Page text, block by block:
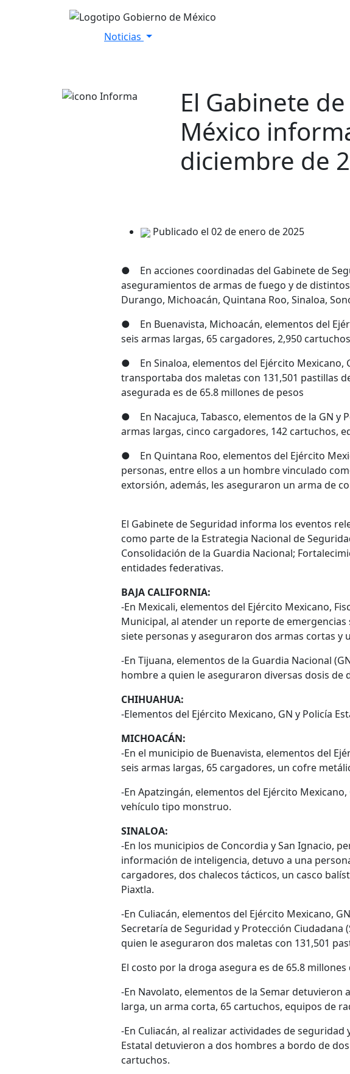
Noticias
El Gabinete
México
diciembre de
Publicado el 02 de enero de 2025
● En acciones coordinadas del Gabinete de
aseguramientos de armas de fuego y de
Durango, Michoacán, Quintana Roo, Sinaloa,
● En Buenavista, Michoacán, elementos del
seis armas largas, 65 cargadores, 2,950
● En Sinaloa, elementos del Ejército Mexicano,
transportaba dos maletas con 131,501 pastillas
asegurada es de 65.8 millones de pesos
● En Nacajuca, Tabasco, elementos de la GN y
armas largas, cinco cargadores, 142 cartuchos,
● En Quintana Roo, elementos del Ejército
personas, entre ellos a un hombre vinculado
extorsión, además, les aseguraron un arma de
El Gabinete de Seguridad informa los eventos
como parte de la Estrategia Nacional de
Consolidación de la Guardia Nacional;
entidades federativas.
BAJA CALIFORNIA:
-En Mexicali, elementos del Ejército Mexicano,
Municipal, al atender un reporte de
siete personas y aseguraron dos armas cortas y
-En Tijuana, elementos de la Guardia Nacional
hombre a quien le aseguraron diversas dosis de
CHIHUAHUA:
-Elementos del Ejército Mexicano, GN y Policía
MICHOACÁN:
-En el municipio de Buenavista, elementos del
seis armas largas, 65 cargadores, un cofre
-En Apatzingán, elementos del Ejército
vehículo tipo monstruo.
SINALOA:
-En los municipios de Concordia y San Ignacio,
información de inteligencia, detuvo a una
cargadores, dos chalecos tácticos, un casco
Piaxtla.
-En Culiacán, elementos del Ejército Mexicano,
Secretaría de Seguridad y Protección Ciudadana
quien le aseguraron dos maletas con 131,501
El costo por la droga asegura es de 65.8 millones
-En Navolato, elementos de la Semar
larga, un arma corta, 65 cartuchos, equipos de
-En Culiacán, al realizar actividades de
Estatal detuvieron a dos hombres a bordo de
cartuchos.